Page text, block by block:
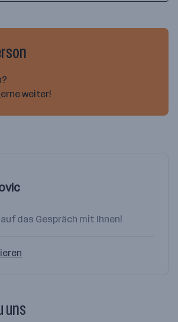
weiter!
das Gespräch mit Ihnen!
uns